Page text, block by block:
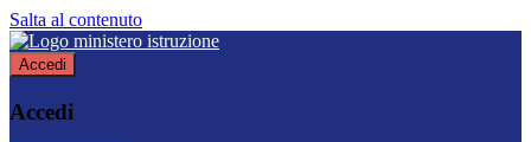
Salta al contenuto
Accedi
Accedi